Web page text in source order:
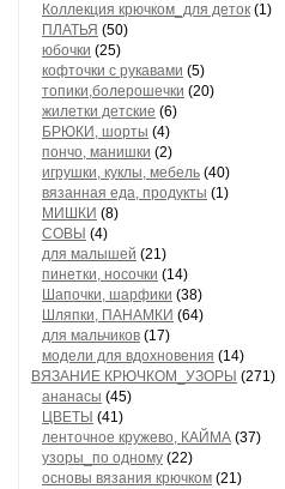
Коллекция крючком_для деток (1)
ПЛАТЬЯ (50)
юбочки (25)
кофточки с рукавами (5)
топики,болерошечки (20)
жилетки детские (6)
БРЮКИ, шорты (4)
пончо, манишки (2)
игрушки, куклы, мебель (40)
вязанная еда, продукты (1)
МИШКИ (8)
СОВЫ (4)
для малышей (21)
пинетки, носочки (14)
Шапочки, шарфики (38)
Шляпки, ПАНАМКИ (64)
для мальчиков (17)
модели для вдохновения (14)
ВЯЗАНИЕ КРЮЧКОМ_УЗОРЫ (271)
ананасы (45)
ЦВЕТЫ (41)
ленточное кружево, КАЙМА (37)
узоры_по одному (22)
основы вязания крючком (21)